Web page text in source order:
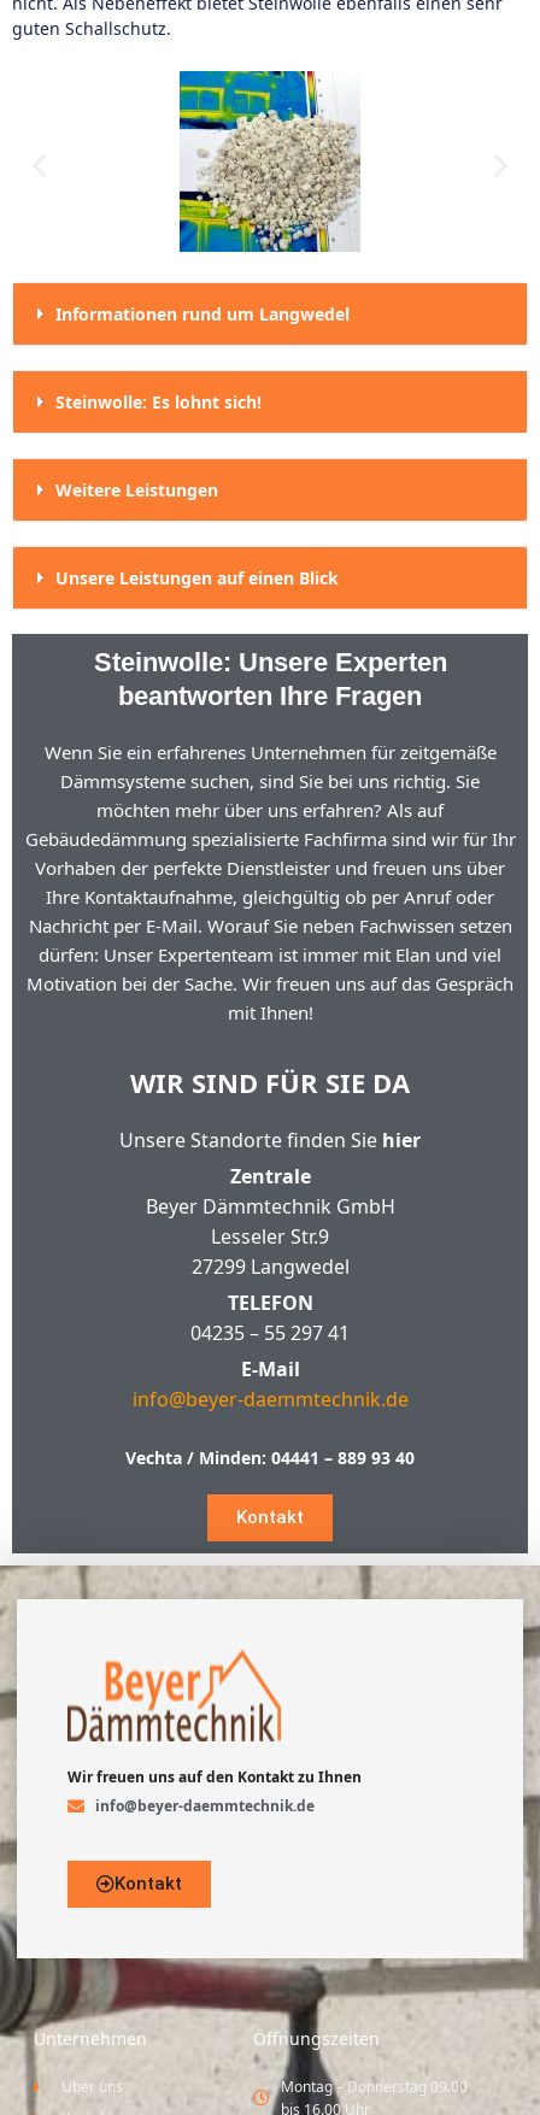
guten Schallschutz.
Informationen rund um Langwedel
Steinwolle: Es lohnt sich!
Weitere Leistungen
Unsere Leistungen auf einen Blick
Steinwolle: Unsere Experten
beantworten Ihre Fragen
Wenn Sie ein erfahrenes Unternehmen für zeitgemäße
Dämmsysteme suchen, sind Sie bei uns richtig. Sie
möchten mehr über uns erfahren? Als auf
Gebäudedämmung spezialisierte Fachfirma sind wir für Ihr
Vorhaben der perfekte Dienstleister und freuen uns über
Ihre Kontaktaufnahme, gleichgültig ob per Anruf oder
Nachricht per E-Mail. Worauf Sie neben Fachwissen setzen
dürfen: Unser Expertenteam ist immer mit Elan und viel
Motivation bei der Sache. Wir freuen uns auf das Gespräch
mit Ihnen!
WIR SIND FÜR SIE DA
Unsere Standorte finden Sie hier
Zentrale
Beyer Dämmtechnik GmbH
Lesseler Str.9
27299 Langwedel
TELEFON
04235 – 55 297 41
E-Mail
info@beyer-daemmtechnik.de
Vechta / Minden: 04441 – 889 93 40
Kontakt
Wir freuen uns auf den Kontakt zu Ihnen
info@beyer-daemmtechnik.de
Kontakt
Unternehmen
Über uns
Öffnungszeiten
Montag – Donnerstag 09.00
bis 16.00 Uhr